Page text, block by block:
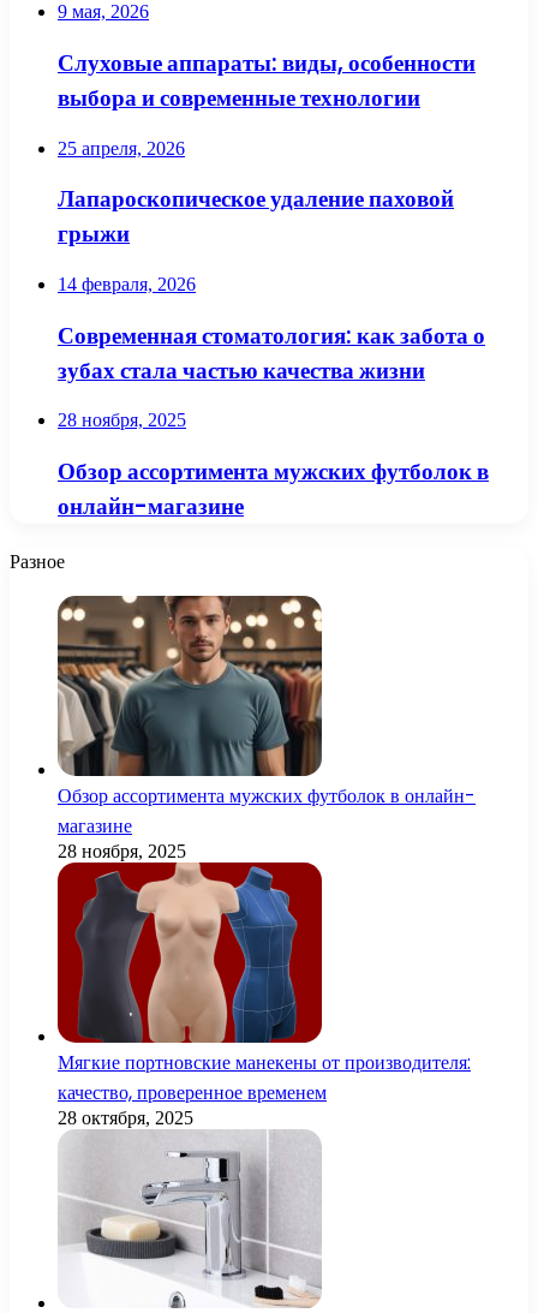
9 мая, 2026
Слуховые аппараты: виды, особенности
выбора и современные технологии
25 апреля, 2026
Лапароскопическое удаление паховой
грыжи
14 февраля, 2026
Современная стоматология: как забота о
зубах стала частью качества жизни
28 ноября, 2025
Обзор ассортимента мужских футболок в
онлайн-магазине
Разное
Обзор ассортимента мужских футболок в онлайн-
магазине
28 ноября, 2025
Мягкие портновские манекены от производителя:
качество, проверенное временем
28 октября, 2025